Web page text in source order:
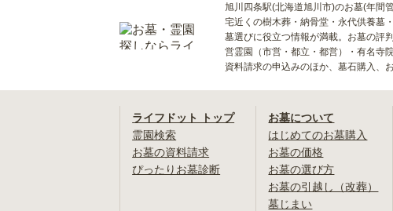
旭川四条駅(北海道旭川市)のお墓(年間
宅近くの樹木葬・納骨堂・永代供養墓
墓選びに役立つ情報が満載。お墓の評
営霊園（市営・都立・都営）・有名寺
資料請求の申込みのほか、墓石購入、
ライフドット トップ
霊園検索
お墓の資料請求
ぴったりお墓診断
お墓について
はじめてのお墓購入
お墓の価格
お墓の選び方
お墓の引越し（改葬）
墓じまい